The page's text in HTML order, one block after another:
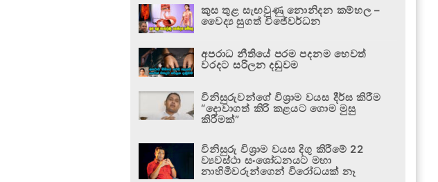
කුස තුළ සැඟවුණු නොනිදන කම්හල –
වෛද්‍ය සුගත් විජේවර්ධන
අපරාධ නීතියේ පරම පදනම හෙවත්
වරදට සරිලන දඬුවම
විනිසුරුවන්ගේ විශ්‍රාම වයස දීර්ඝ කිරීම
“දොවාගත් කිරි කළයට ගොම මුසු
කිරීමක්”
විනිසුරු විශ්‍රාම වයස දිගු කිරීමේ 22
ව්‍යවස්ථා සංශෝධනයට මහා
නාහිමිවරුන්ගෙන් විරෝධයක් නෑ